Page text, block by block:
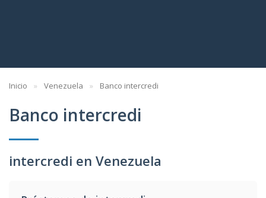
Inicio Venezuela Banco intercredi
Banco intercredi
intercredi en Venezuela